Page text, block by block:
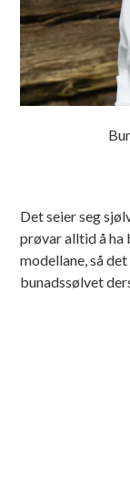
Det seier seg
prøvar alltid å ha
modellane, så
bunadssølvet